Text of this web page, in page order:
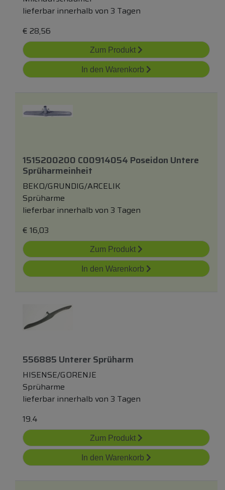
lieferbar innerhalb von 3 Tagen
€ 28,56
Zum Produkt
In den Warenkorb
1515200200 C00914054 Poseidon Untere
Sprüharmeinheit
BEKO/GRUNDIG/ARCELIK
Sprüharme
lieferbar innerhalb von 3 Tagen
€ 16,03
Zum Produkt
In den Warenkorb
556885 Unterer Sprüharm
HISENSE/GORENJE
Sprüharme
lieferbar innerhalb von 3 Tagen
19.4
Zum Produkt
In den Warenkorb